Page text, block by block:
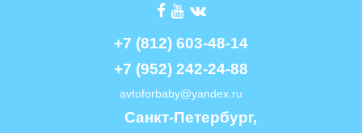
+7 (812) 603-48-14
+7 (952) 242-24-88
avtoforbaby@yandex.ru
Cанкт-Петербург,